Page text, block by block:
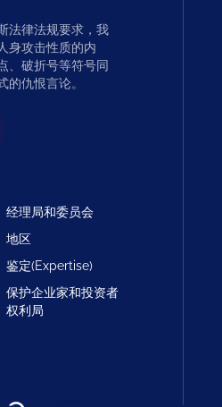
法律法规要求，我
身攻击性质的内
、破折号等符号同
的仇恨言论。
经理局和委员会
地区
鉴定(Expertise)
保护企业家和投资者
权利局